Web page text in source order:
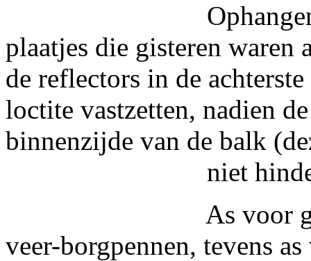
Ophangen van
plaatjes die gisteren waren
de reflectors in
loctite vastzetten, nadien
binnenzijde van de balk
niet
As voor
veer-borgpennen, tevens